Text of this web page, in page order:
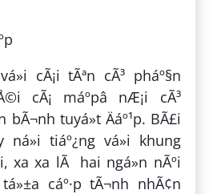
cÃ¡i tÃªn cÃ³ pháº§n
cÃ¡ máº­pâ nÆ¡i cÃ³
tuyá»t Äáº¹p. BÃ£i
ná»i tiáº¿ng vá»i khung
xa xa lÃ hai ngá»n nÃºi
cáº·p tÃ¬nh nhÃ¢n